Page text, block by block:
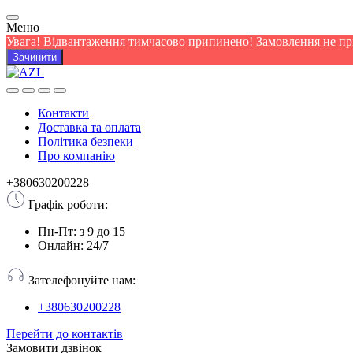
Меню
Увага! Відвантаження тимчасово припинено! Замовлення не
Зачинити
Контакти
Доставка та оплата
Політика безпеки
Про компанію
+380630200228
Графік роботи:
Пн-Пт: з 9 до 15
Онлайн: 24/7
Зателефонуйте нам:
+380630200228
Перейти до контактів
Замовити дзвінок